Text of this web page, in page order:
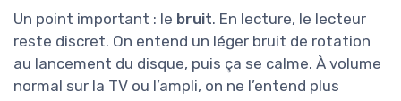
Un point important : le bruit. En lecture, le lecteur
reste discret. On entend un léger bruit de rotation
au lancement du disque, puis ça se calme. À volume
normal sur la TV ou l’ampli, on ne l’entend plus